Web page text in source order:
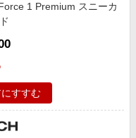
1 Premium スニーカ
すすむ